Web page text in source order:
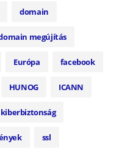
domain
megújítás
Európa facebook
HUNOG ICANN
kiberbiztonság
ssl